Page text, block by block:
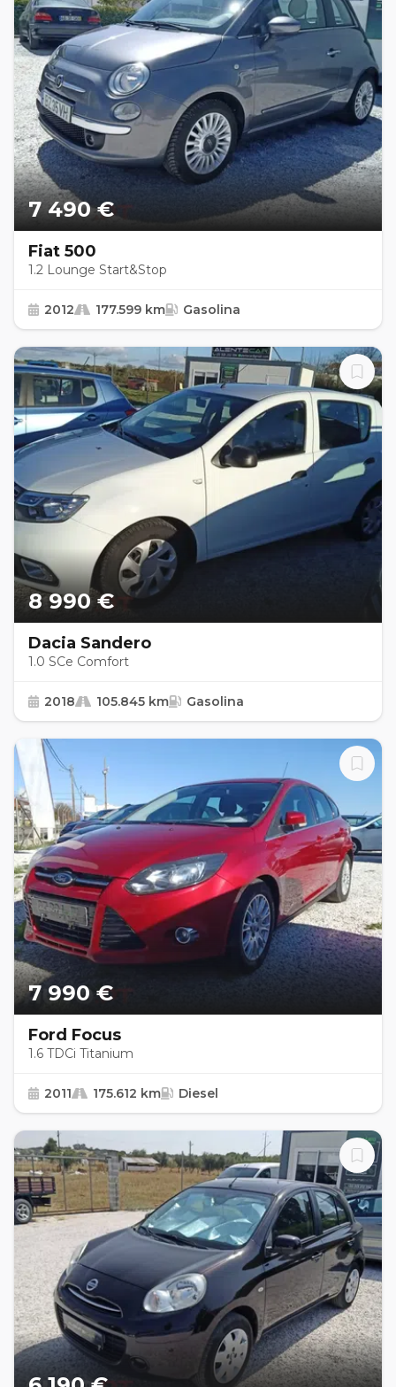
7 490 €
Fiat 500
1.2 Lounge Start&Stop
2012 177.599 km Gasolina
8 990 €
Dacia Sandero
1.0 SCe Comfort
2018 105.845 km Gasolina
7 990 €
Ford Focus
1.6 TDCi Titanium
2011 175.612 km Diesel